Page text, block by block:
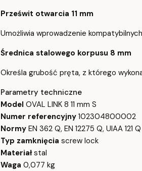
Prześwit otwarcia 11 mm
Umożliwia wprowadzenie
Średnica stalowego korpusu 8 mm
Określa grubość pręta, z którego
Parametry techniczne
Model OVAL LINK 8 11 mm S
Numer referencyjny 102304800002
Normy EN 362 Q, EN 12275 Q, UIAA 121 Q
Typ zamknięcia screw lock
Materiałstal
Waga 0,077 kg